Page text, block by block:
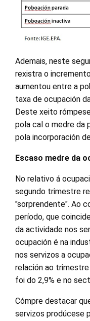
Ademais, neste
rexistra o
aumentou entre a
taxa de ocupación
Deste xeito
pola cal o medre da
pola incorporación
Escaso medre da
No relativo á
segundo trimestre
"sorprendente". Ao
período, que
da actividade nos
ocupación é na
nos servizos a
relación ao
foi do 2,9% e no
Cómpre destacar
servizos prodúcese